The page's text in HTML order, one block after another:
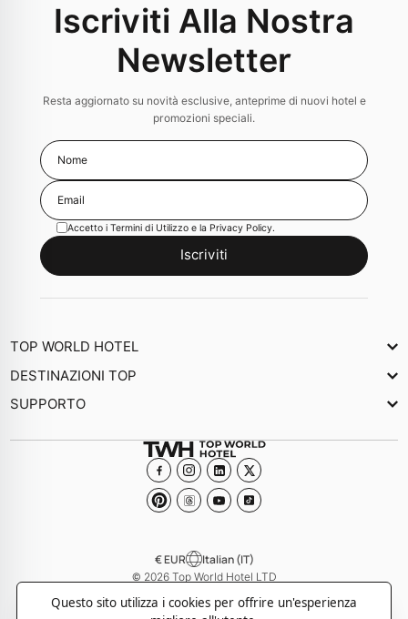
Iscriviti Alla Nostra
Newsletter
Resta aggiornato su novità esclusive, anteprime di nuovi hotel e
promozioni speciali.
Accetto i Termini di Utilizzo e la Privacy Policy.
Iscriviti
TOP WORLD HOTEL
Chi Siamo
Newsletter
Collezioni
Diventa un Hotel membro
DESTINAZIONI TOP
SUPPORTO
© 2026 Top World Hotel LTD
€ EUR Italian (IT)
Questo sito utilizza i cookies per offrire un'esperienza